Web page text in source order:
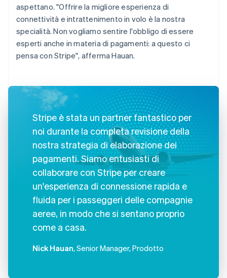
aspettano. "Offrire la migliore esperienza di
connettività e intrattenimento in volo è la nostra
specialità. Non vogliamo sentire l'obbligo di essere
esperti anche in materia di pagamenti: a questo ci
pensa con Stripe", afferma Hauan.
Stripe è stata un partner fantastico per
noi durante la completa revisione della
nostra strategia di elaborazione dei
pagamenti. Siamo entusiasti di
collaborare con Stripe per creare
un'esperienza di connessione rapida e
fluida per i passeggeri delle compagnie
aeree, in modo che si sentano proprio
come a casa.
Nick Hauan, Senior Manager, Prodotto